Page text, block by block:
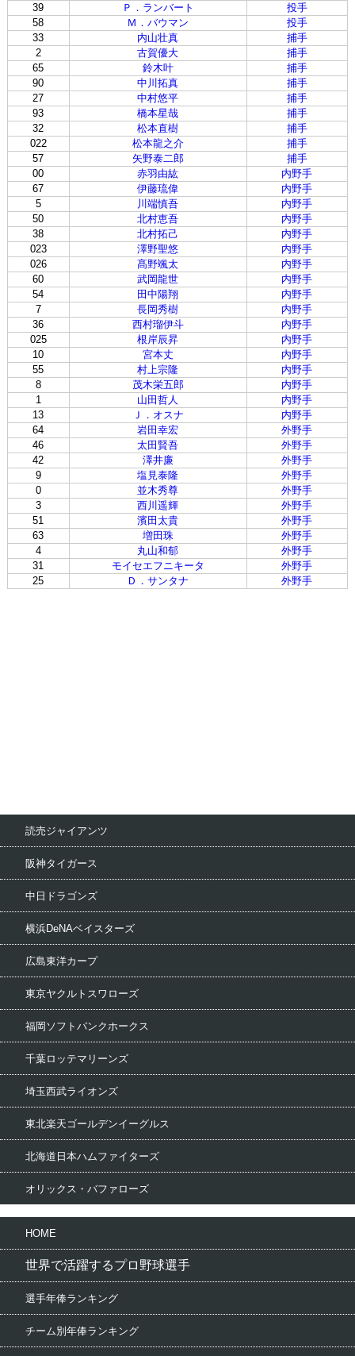
39
Ｐ．ランバート
投手
58
Ｍ．バウマン
投手
33
内山壮真
捕手
2
古賀優大
捕手
65
鈴木叶
捕手
90
中川拓真
捕手
27
中村悠平
捕手
93
橋本星哉
捕手
32
松本直樹
捕手
022
松本龍之介
捕手
57
矢野泰二郎
捕手
00
赤羽由紘
内野手
67
伊藤琉偉
内野手
5
川端慎吾
内野手
50
北村恵吾
内野手
38
北村拓己
内野手
023
澤野聖悠
内野手
026
髙野颯太
内野手
60
武岡龍世
内野手
54
田中陽翔
内野手
7
長岡秀樹
内野手
36
西村瑠伊斗
内野手
025
根岸辰昇
内野手
10
宮本丈
内野手
55
村上宗隆
内野手
8
茂木栄五郎
内野手
1
山田哲人
内野手
13
Ｊ．オスナ
内野手
64
岩田幸宏
外野手
46
太田賢吾
外野手
42
澤井廉
外野手
9
塩見泰隆
外野手
0
並木秀尊
外野手
3
西川遥輝
外野手
51
濱田太貴
外野手
63
増田珠
外野手
4
丸山和郁
外野手
31
モイセエフニキータ
外野手
25
Ｄ．サンタナ 外野手
読売ジャイアンツ
阪神タイガース
中日ドラゴンズ
横浜DeNAベイスターズ
広島東洋カープ
東京ヤクルトスワローズ
福岡ソフトバンクホークス
千葉ロッテマリーンズ
埼玉西武ライオンズ
東北楽天ゴールデンイーグルス
北海道日本ハムファイターズ
オリックス・バファローズ
HOME
世界で活躍するプロ野球選手
選手年俸ランキング
チーム別年俸ランキング